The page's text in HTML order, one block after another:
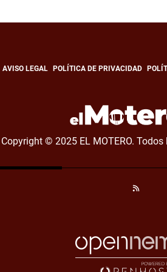
AVISO LEGAL POLÍTICA DE PRIVACIDAD
Copyright © 2025 EL MOTERO.